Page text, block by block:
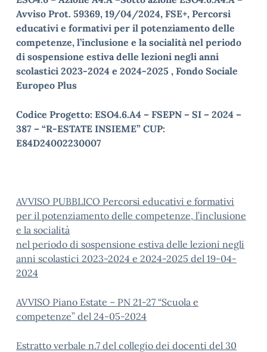
Avviso Prot. 59369, 19/04/2024, FSE+, Percorsi
educativi e formativi per il potenziamento delle
competenze, l’inclusione e la socialità nel periodo
di sospensione estiva delle lezioni negli anni
scolastici 2023-2024 e 2024-2025 , Fondo Sociale
Europeo Plus
Codice Progetto: ESO4.6.A4 – FSEPN – SI – 2024 –
387 – “R-ESTATE INSIEME” CUP:
E84D24002230007
AVVISO PUBBLICO Percorsi educativi e formativi
per il potenziamento delle competenze, l’inclusione
e la socialità
nel periodo di sospensione estiva delle lezioni negli
anni scolastici 2023-2024 e 2024-2025 del 19-04-
2024
AVVISO Piano Estate – PN 21-27 “Scuola e
competenze” del 24-05-2024
Estratto verbale n.7 del collegio dei docenti del 30